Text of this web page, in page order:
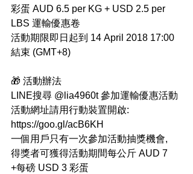
彩蛋 AUD 6.5 per KG + USD 2.5 per
LBS 運輸優惠卷
活動期限即日起到 14 April 2018 17:00
結束 (GMT+8)
🎁 活動辦法
LINE搜尋 @lia4960t 參加運輸優惠活動
活動網址請用行動裝置開啟:
https://goo.gl/acB6KH
一個用戶只有一次參加活動抽獎機會,
得獎者可獲得活動期間每公斤 AUD 7
+每磅 USD 3 彩蛋